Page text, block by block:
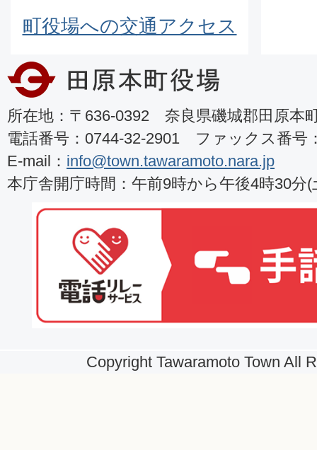
町役場への交通アクセス
所在地：〒636-0392 奈良県磯城郡田原本
電話番号：0744-32-2901 ファックス番号
E-mail： info@town.tawaramoto.nara.jp
本庁舎開庁時間：午前9時から午後4時30分
Copyright Tawaramoto Town All